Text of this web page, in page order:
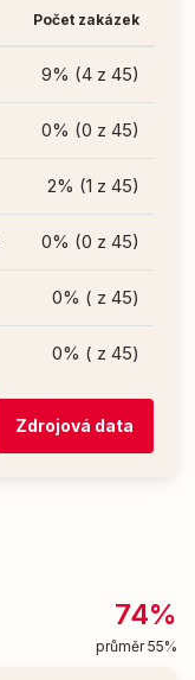
Počet zakázek
9% (4 z 45)
0% (0 z 45)
2% (1 z 45)
0% (0 z 45)
0% ( z 45)
0% ( z 45)
Zdrojová data
74%
průměr 55%